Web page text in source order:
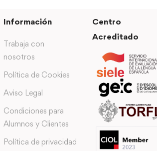
Información
Trabaja con
nosotros
Política de Cookies
Aviso Legal
Condiciones para
Alumnos y Clientes
Política de privacidad
Centro
Acreditado